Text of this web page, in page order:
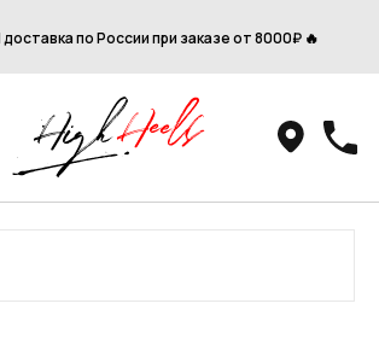
по России при заказе от 8000₽ 🔥